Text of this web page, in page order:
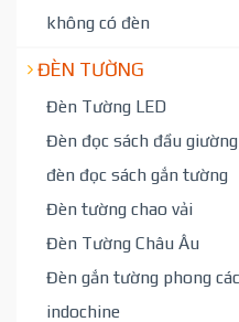
không có đèn
ĐÈN TƯỜNG
Đèn Tường LED
Đèn đọc sách đầu
đèn đọc sách gắn tường
Đèn tường chao vải
Đèn Tường Châu Âu
Đèn gắn tường phong
indochine